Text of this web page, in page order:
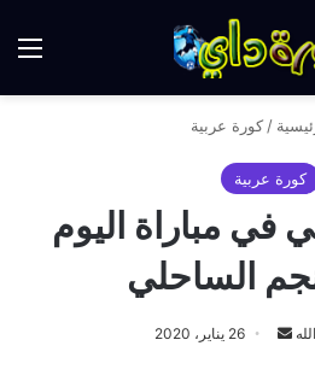
/ كورة عربية
كورة عربية
في مباراة اليوم
الساحلي
أرسل 26 يناير، 2020